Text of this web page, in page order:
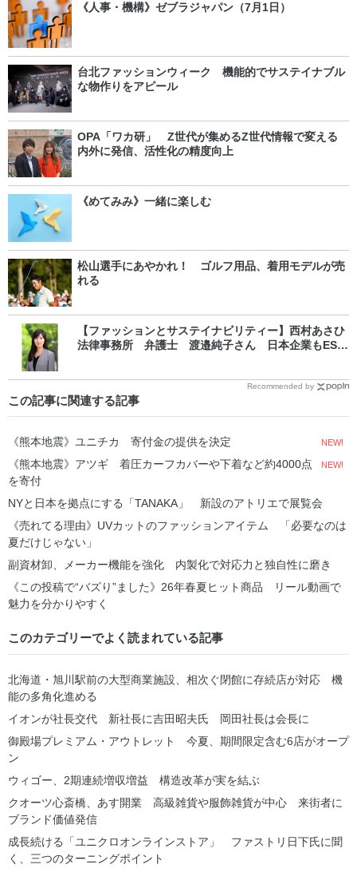
《人事・機構》ゼブラジャパン（7月1日）
台北ファッションウィーク 機能的でサステイナブル
な物作りをアピール
OPA「ワカ研」 Z世代が集めるZ世代情報で変える
内外に発信、活性化の精度向上
《めてみみ》一緒に楽しむ
松山選手にあやかれ！ ゴルフ用品、着用モデルが売
れる
【ファッションとサステイナビリティー】西村あさひ
法律事務所 弁護士 渡邉純子さん 日本企業もESG
Recommended by
この記事に関連する記事
《熊本地震》ユニチカ 寄付金の提供を決定 NEW!
《熊本地震》アツギ 着圧カーフカバーや下着など約4000点
を寄付
NEW!
NYと日本を拠点にする「TANAKA」 新設のアトリエで展覧会
《売れてる理由》UVカットのファッションアイテム 「必要なのは
夏だけじゃない」
副資材卸、メーカー機能を強化 内製化で対応力と独自性に磨き
《この投稿で“バズり”ました》26年春夏ヒット商品 リール動画で
魅力を分かりやすく
このカテゴリーでよく読まれている記事
北海道・旭川駅前の大型商業施設、相次ぐ閉館に存続店が対応 機
能の多角化進める
イオンが社長交代 新社長に吉田昭夫氏 岡田社長は会長に
御殿場プレミアム・アウトレット 今夏、期間限定含む6店がオープ
ン
ウィゴー、2期連続増収増益 構造改革が実を結ぶ
クオーツ心斎橋、あす開業 高級雑貨や服飾雑貨が中心 来街者に
ブランド価値発信
成長続ける「ユニクロオンラインストア」 ファストリ日下氏に聞
く、三つのターニングポイント